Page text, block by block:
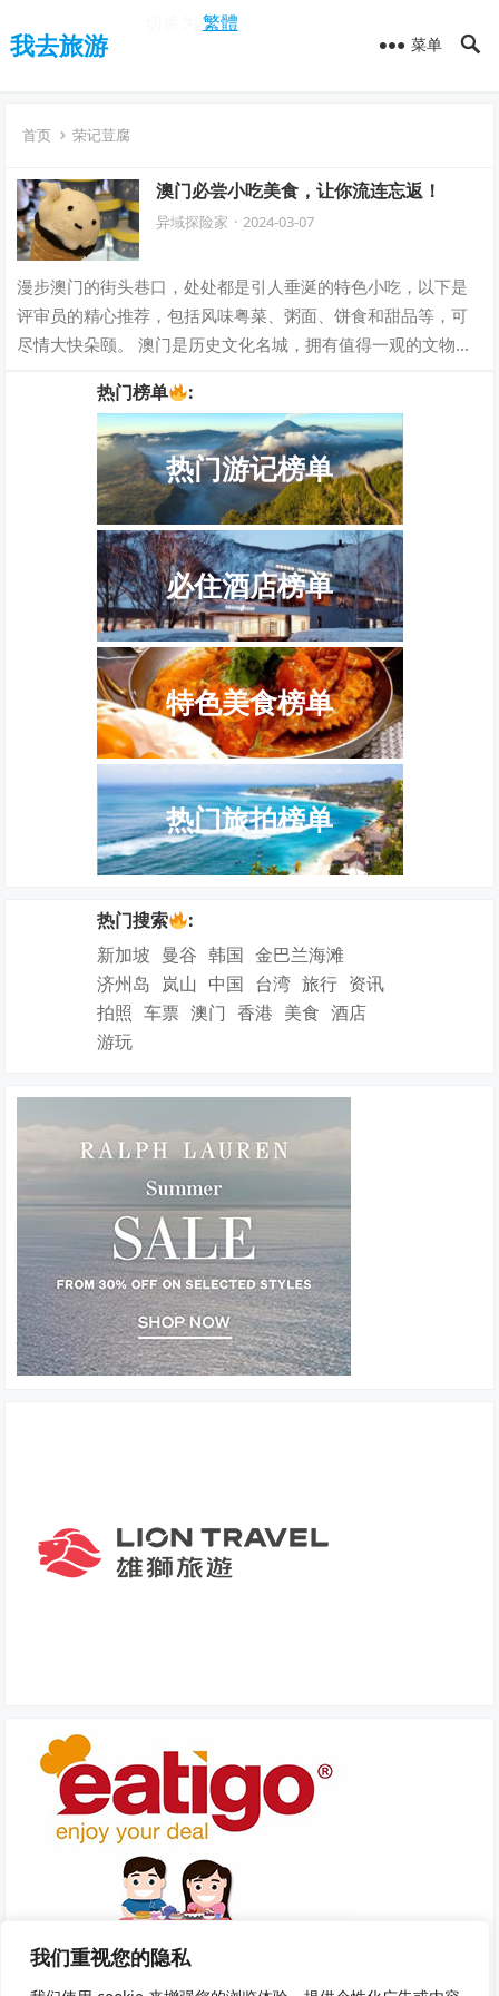
我们重视您的隐私
繁體
我去旅游 菜单
首页 荣记荳腐
澳门必尝小吃美食，让你流连忘返！
异域探险家 · 2024-03-07
漫步澳门的街头巷口，处处都是引人垂涎的特色小吃，以下是
评审员的精心推荐，包括风味粤菜、粥面、饼食和甜品等，可
尽情大快朵颐。 澳门是历史文化名城，拥有值得一观的文物与
热门榜单 :
热门游记榜单
必住酒店榜单
特色美食榜单
热门旅拍榜单
热门搜索
:
新加坡 曼谷 韩国 金巴兰海滩
济州岛 岚山 中国 台湾 旅行 资讯
拍照 车票 澳门 香港 美食 酒店
游玩